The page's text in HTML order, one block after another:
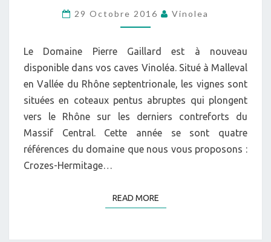
29 Octobre 2016 Vinolea
Le Domaine Pierre Gaillard est à nouveau
disponible dans vos caves Vinoléa. Situé à Malleval
en Vallée du Rhône septentrionale, les vignes sont
situées en coteaux pentus abruptes qui plongent
vers le Rhône sur les derniers contreforts du
Massif Central. Cette année se sont quatre
références du domaine que nous vous proposons :
Crozes-Hermitage…
READ MOREREAD MORE